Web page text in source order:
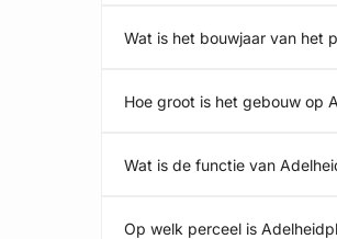
Wat is het bouwjaar van het
Hoe groot is het gebouw op
Wat is de functie van
Op welk perceel is